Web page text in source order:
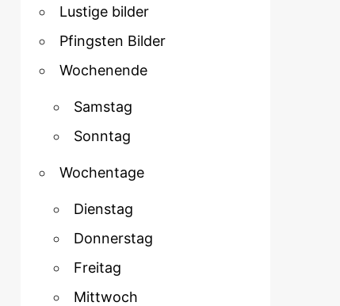
Lustige bilder
Pfingsten Bilder
Wochenende
Samstag
Sonntag
Wochentage
Dienstag
Donnerstag
Freitag
Mittwoch